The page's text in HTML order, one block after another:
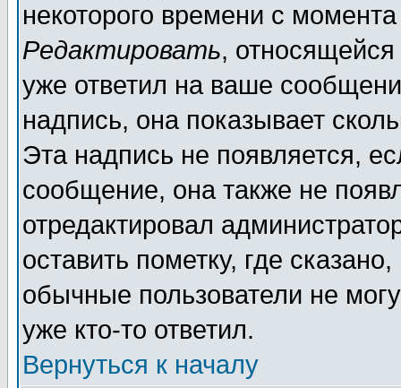
некоторого времени с
Редактировать,
уже ответил на ваше
надпись, она показывает
Эта надпись не появляется,
сообщение, она также не
отредактировал
оставить пометку, где
обычные пользователи не
уже кто-то ответил.
Вернуться к началу